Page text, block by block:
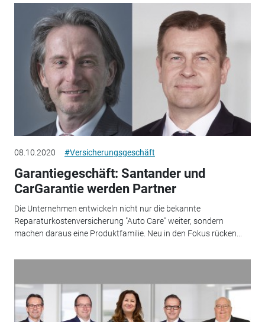
08.10.2020 #Versicherungsgeschäft
Garantiegeschäft: Santander und
CarGarantie werden Partner
Die Unternehmen entwickeln nicht nur die bekannte
Reparaturkostenversicherung "Auto Care" weiter, sondern
machen daraus eine Produktfamilie. Neu in den Fokus rücken...